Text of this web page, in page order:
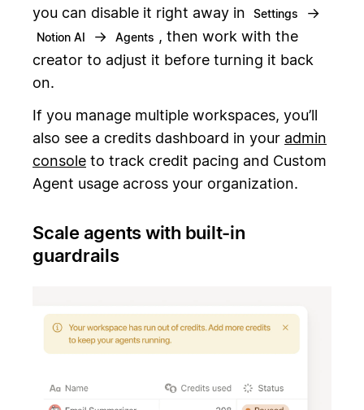
you can disable it right away in
Settings →
Notion AI → Agents , then work with the
creator to adjust it before turning it back
on.
If you manage multiple workspaces, you’ll
also see a credits dashboard in your admin
console to track credit pacing and Custom
Agent usage across your organization.
Scale agents with built-in
guardrails